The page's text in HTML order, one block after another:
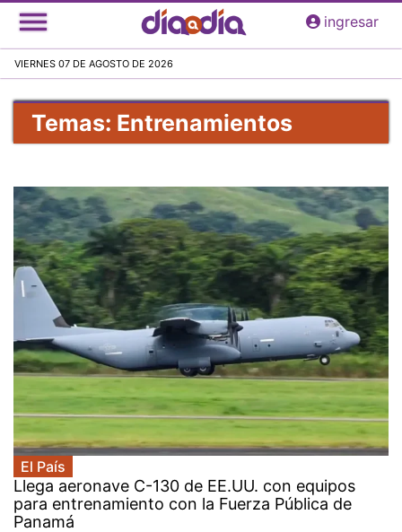
Pasar
al
principal
ingresar
VIERNES 07 DE AGOSTO DE 2026
Temas: Entrenamientos
El País
Llega aeronave C-130 de EE.UU. con equipos
para entrenamiento con la Fuerza Pública de
Panamá